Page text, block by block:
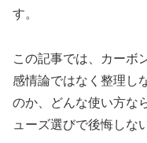
す。
この記事では、カーボ
感情論ではなく整理し
のか、どんな使い方な
ューズ選びで後悔しな